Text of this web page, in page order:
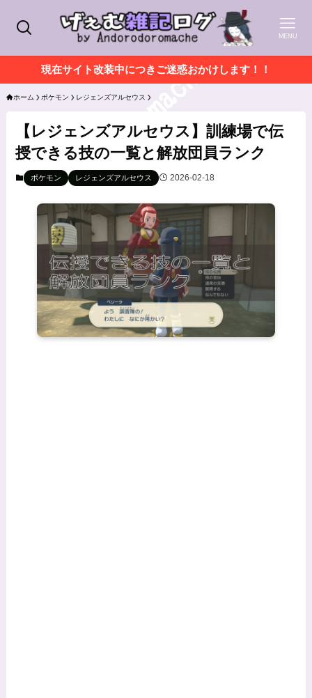
MENU
現在サイト改装中につきご迷惑おかけします！！
ホーム ポケモン レジェンズアルセウス
【レジェンズアルセウス】訓練場で伝
授できる技の一覧と解放団員ランク
ポケモン レジェンズアルセウス 2026-02-18